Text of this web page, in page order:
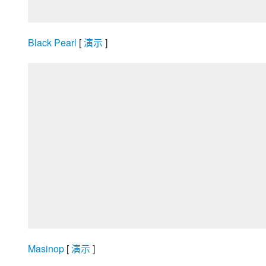
Black Pearl [ 演示 ]
Masinop [ 演示 ]